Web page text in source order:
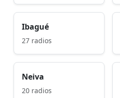
Ibagué
27 radios
Neiva
20 radios